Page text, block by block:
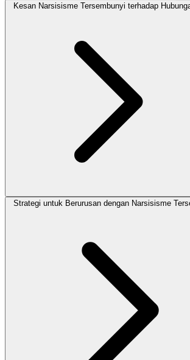
Kesan Narsisisme Tersembunyi terhadap
Strategi untuk Berurusan dengan Narsisisme